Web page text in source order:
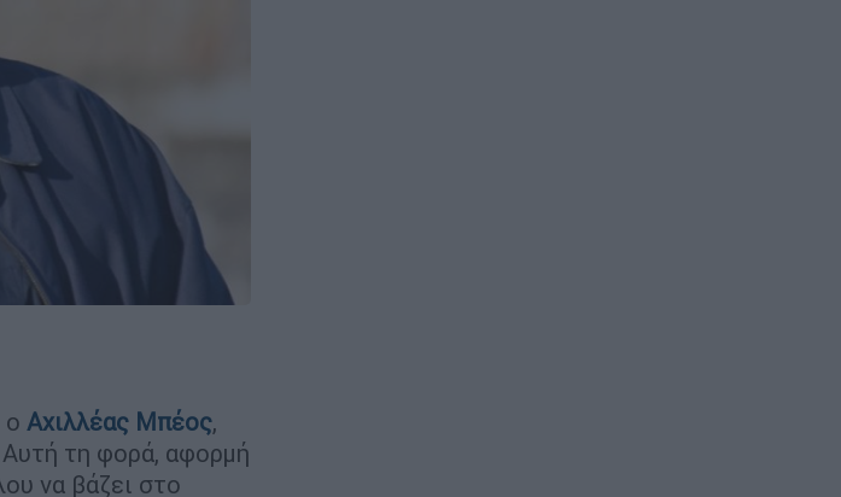
ο Αχιλλέας Μπέος,
τη φορά, αφορμή
να βάζει στο